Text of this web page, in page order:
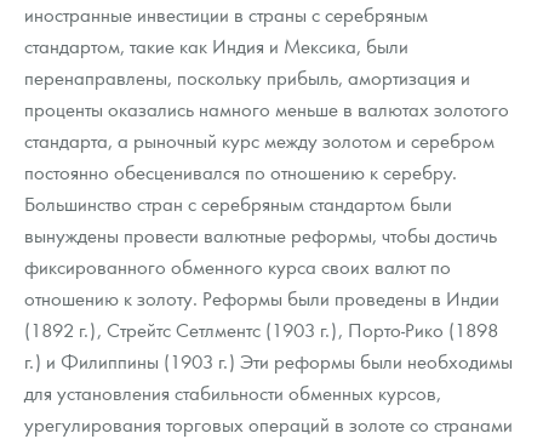
иностранные инвестиции в страны с серебряным
стандартом, такие как Индия и Мексика, были
перенаправлены, поскольку прибыль, амортизация и
проценты оказались намного меньше в валютах золотого
стандарта, а рыночный курс между золотом и серебром
постоянно обесценивался по отношению к серебру.
Большинство стран с серебряным стандартом были
вынуждены провести валютные реформы, чтобы достичь
фиксированного обменного курса своих валют по
отношению к золоту. Реформы были проведены в Индии
(1892 г.), Стрейтс Сетлментс (1903 г.), Порто-Рико (1898
г.) и Филиппины (1903 г.) Эти реформы были необходимы
для установления стабильности обменных курсов,
урегулирования торговых операций в золоте со странами